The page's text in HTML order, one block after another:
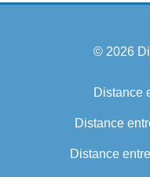
© 2026
Distance
Distance
Distance entre